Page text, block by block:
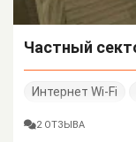
Частный
Интернет Wi-Fi
2 ОТЗЫВА